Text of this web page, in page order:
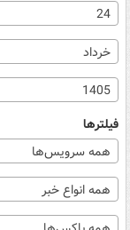
24
خرداد
1405
فیلترها
همه سرویس‌ها
همه انواع خبر